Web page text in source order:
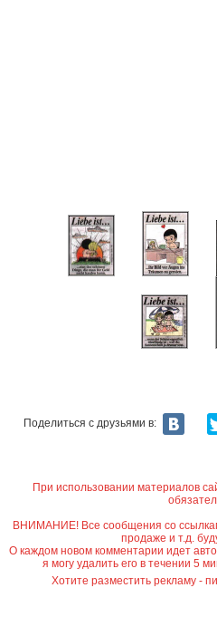
Поделиться с друзьями в:
При использовании материалов
ВНИМАНИЕ! Все сообщения со
продаже и т.д.
О каждом новом комментарии идет
я могу удалить его в течении 5
Хотите разместить рекламу -